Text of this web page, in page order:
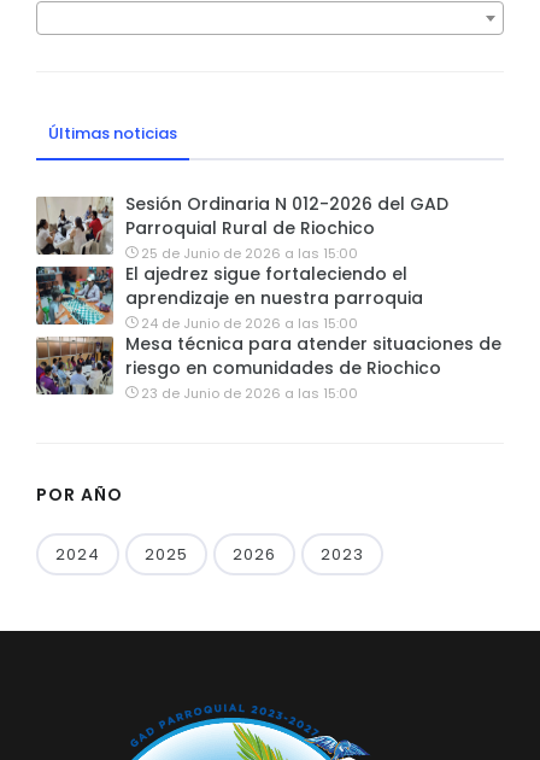
Últimas noticias
Sesión Ordinaria N 012-2026 del GAD
Parroquial Rural de Riochico
25 de Junio de 2026 a las 15:00
El ajedrez sigue fortaleciendo el
aprendizaje en nuestra parroquia
24 de Junio de 2026 a las 15:00
Mesa técnica para atender situaciones de
riesgo en comunidades de Riochico
23 de Junio de 2026 a las 15:00
POR AÑO
2024 2025 2026 2023